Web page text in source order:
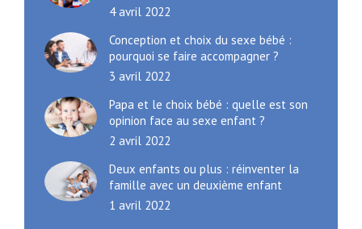
4 avril 2022
Conception et choix du sexe bébé :
pourquoi se faire accompagner ?
3 avril 2022
Papa et le choix bébé : quelle est son
opinion face au sexe enfant ?
2 avril 2022
Deux enfants ou plus : réinventer la
famille avec un deuxième enfant
1 avril 2022